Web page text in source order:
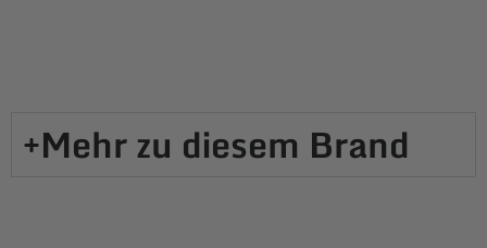
Mehr zu diesem Brand​